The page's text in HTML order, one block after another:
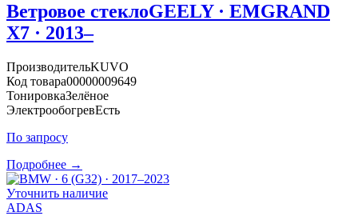
Ветровое стеклоGEELY · EMGRAND
X7 · 2013–
ПроизводительKUVO
Код товара00000009649
ТонировкаЗелёное
ЭлектрообогревЕсть
По запросу
Подробнее →
Уточнить наличие
ADAS